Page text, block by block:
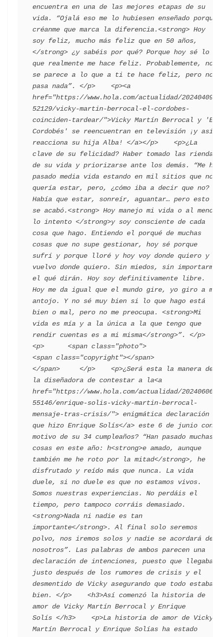
encuentra en una de las mejores etapas de su
vida. “Ojalá eso me lo hubiesen enseñado porque
créanme que marca la diferencia.<strong> Hoy
soy feliz, mucho más feliz que en 50 años,
</strong> ¿y sabéis por qué? Porque hoy sé lo
que realmente me hace feliz. Probablemente, no
se parece a lo que a ti te hace feliz, pero no
pasa nada”. </p>    <p><a
href="https://www.hola.com/actualidad/202404092
52129/vicky-martin-berrocal-el-cordobes-
coinciden-tardear/">Vicky Martín Berrocal y 'El
Cordobés' se reencuentran en televisión ¡y así
reacciona su hija Alba! </a></p>    <p>¿La
clave de su felicidad? Haber tomado las riendas
de su vida y priorizarse ante los demás. “Me he
pasado media vida estando en mil sitios que no
quería estar, pero, ¿cómo iba a decir que no?
Había que estar, sonreír, aguantar… pero esto
se acabó.<strong> Hoy manejo mi vida o al menos
lo intento </strong>y soy consciente de cada
cosa que hago. Entiendo el porqué de muchas
cosas que no supe gestionar, hoy sé porque
sufrí y porque lloré y hoy voy donde quiero y
vuelvo donde quiero. Sin miedos, sin importarme
el qué dirán. Hoy soy definitivamente libre.
Hoy me da igual que el mundo gire, yo giro a mi
antojo. Y no sé muy bien si lo que hago está
bien o mal, pero no me preocupa. <strong>Mi
vida es mía y a la única a la que tengo que
rendir cuentas es a mi misma</strong>”. </p>
<p>      <span class="photo">
<span class="copyright"></span>
</span>     </p>    <p>¿Será esta la manera de
la diseñadora de contestar a la<a
href="https://www.hola.com/actualidad/202406062
55146/enrique-solis-vicky-martin-berrocal-
mensaje-tras-crisis/"> enigmática declaración
que hizo Enrique Solís</a> este 6 de junio con
motivo de su 34 cumpleaños? “Han pasado muchas
cosas en este año: h<strong>e amado, aunque
también me he roto por la mitad</strong>, he
disfrutado y reído más que nunca. La vida
duele, si no duele es que no estamos vivos.
Somos nuestras experiencias. No perdáis el
tiempo, pero tampoco corráis demasiado.
<strong>Nada ni nadie es tan
importante</strong>. Al final solo seremos
polvo, nos iremos solos y nadie se acordará de
nosotros”. Las palabras de ambos parecen una
declaración de intenciones, puesto que llegaban
justo después de los rumores de crisis y el
desmentido de Vicky asegurando que todo estaba
bien. </p>    <h3>Así comenzó la historia de
amor de Vicky Martín Berrocal y Enrique
Solís </h3>    <p>La historia de amor de Vicky
Martín Berrocal y Enrique Solías ha estado